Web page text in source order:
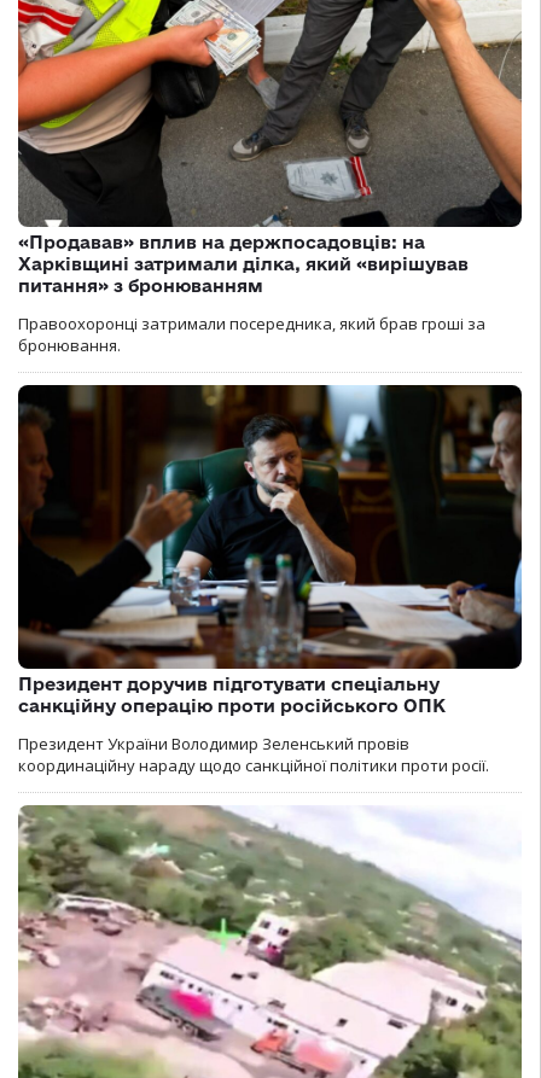
«Продавав» вплив на держпосадовців: на
Харківщині затримали ділка, який «вирішував
питання» з бронюванням
Правоохоронці затримали посередника, який брав гроші за
бронювання.
Президент доручив підготувати спеціальну
санкційну операцію проти російського ОПК
Президент України Володимир Зеленський провів
координаційну нараду щодо санкційної політики проти росії.